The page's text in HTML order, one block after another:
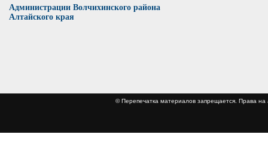
Администрации Волчихинского района
Алтайского края
© Перепечатка материалов запрещается.